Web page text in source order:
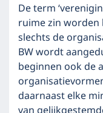
De term
ruime zin
slechts de
BW wordt
beginnen ook de
daarnaast elke